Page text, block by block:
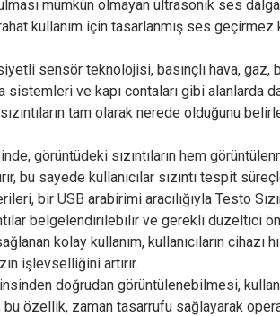
mümkün olmayan ultrasonik ses
kullanım için tasarlanmış ses
sensör teknolojisi, basınçlı hava,
sistemleri ve kapı contaları gibi alanlarda
tam olarak nerede olduğunu
görüntüdeki sızıntıların hem
bu sayede kullanıcılar sızıntı tespit
bir USB arabirimi aracılığıyla Testo
belgelendirilebilir ve gerekli düzeltici
kolay kullanım, kullanıcıların
işlevselliğini artırır.
doğrudan görüntülenebilmesi,
bu özellik, zaman tasarrufu sağlayarak